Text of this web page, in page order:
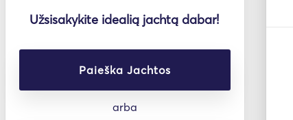
Užsisakykite idealią jachtą dabar!
Paieška Jachtos
arba